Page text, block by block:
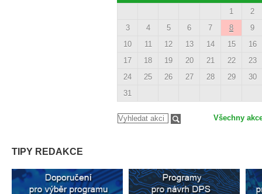
1
2
3
4 5 6 7 8
9
10
11 12 13 14 15
16
17
18 19 20 21 22
23
24
25 26 27 28 29
30
31
Všechny
TIPY REDAKCE